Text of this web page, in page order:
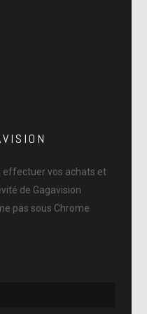
effectuer vos achats et
de Gagavision
pas sous Chrome